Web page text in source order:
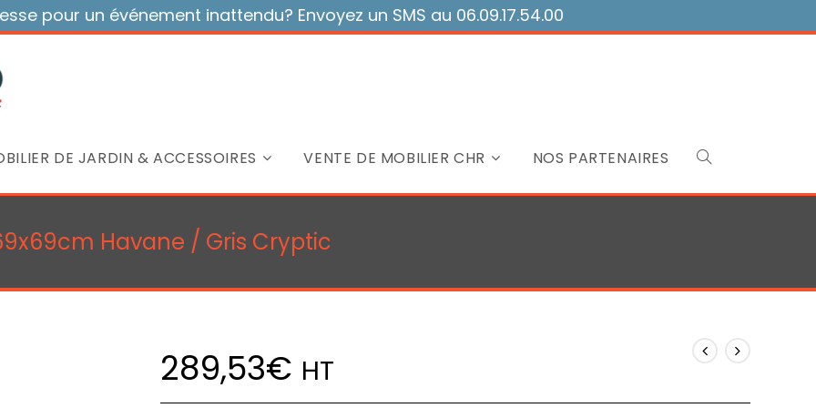
pour un événement inattendu? Envoyez un SMS au 06.09.17.54.00
DE JARDIN & ACCESSOIRES VENTE DE MOBILIER CHR NOS PARTENAIRES Toggle
search
Havane / Gris Cryptic
289,53€ HT